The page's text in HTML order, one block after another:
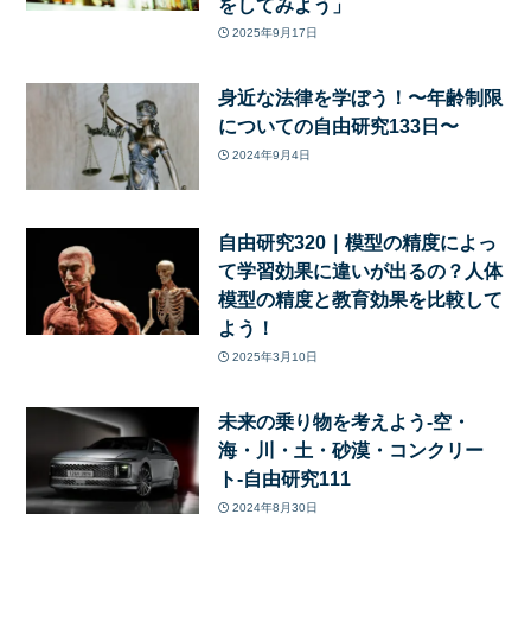
2025年9月17日
身近な法律を学ぼう！〜年齢制限
についての自由研究133日〜
2024年9月4日
自由研究320｜模型の精度によっ
て学習効果に違いが出るの？人体
模型の精度と教育効果を比較して
よう！
2025年3月10日
未来の乗り物を考えよう-空・
海・川・土・砂漠・コンクリー
ト-自由研究111
2024年8月30日